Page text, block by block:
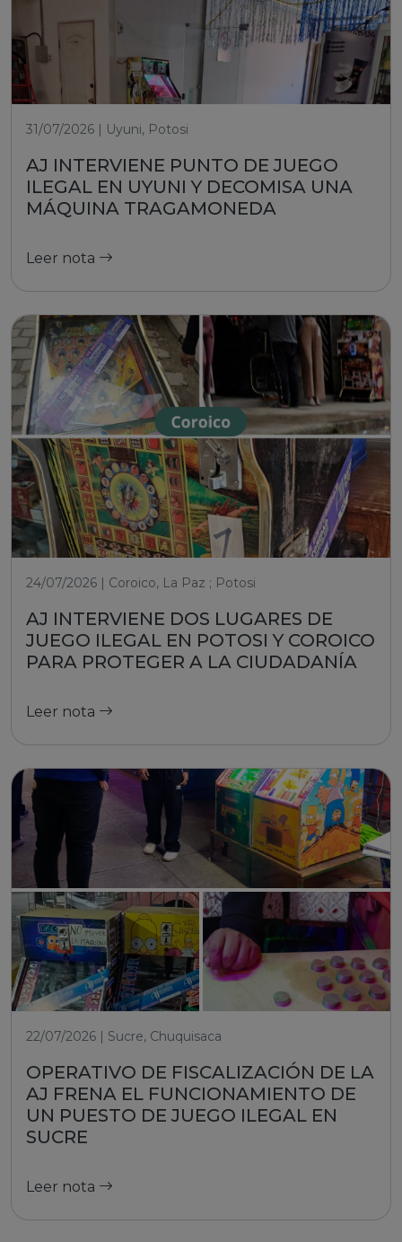
31/07/2026 | Uyuni, Potosi
AJ INTERVIENE PUNTO DE JUEGO
ILEGAL EN UYUNI Y DECOMISA UNA
MÁQUINA TRAGAMONEDA
Leer nota
24/07/2026 | Coroico, La Paz ; Potosi
AJ INTERVIENE DOS LUGARES DE
JUEGO ILEGAL EN POTOSI Y COROICO
PARA PROTEGER A LA CIUDADANÍA
Leer nota
22/07/2026 | Sucre, Chuquisaca
OPERATIVO DE FISCALIZACIÓN DE LA
AJ FRENA EL FUNCIONAMIENTO DE
UN PUESTO DE JUEGO ILEGAL EN
SUCRE
Leer nota